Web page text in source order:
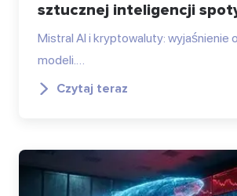
sztucznej inteligencji
Mistral AI i kryptowaluty: wyjaśnienie
modeli.…
Czytaj teraz